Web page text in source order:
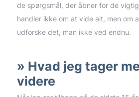
de spørgsmål, der åbner for de
handler ikke om at vide alt, men om
udforske det, man ikke ved endnu.
Hvad jeg tager
videre